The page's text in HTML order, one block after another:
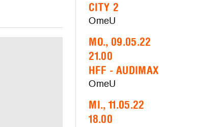
CITY 2
OmeU
MO., 09.05.22
21.00
HFF - AUDIMAX
OmeU
MI., 11.05.22
18.00